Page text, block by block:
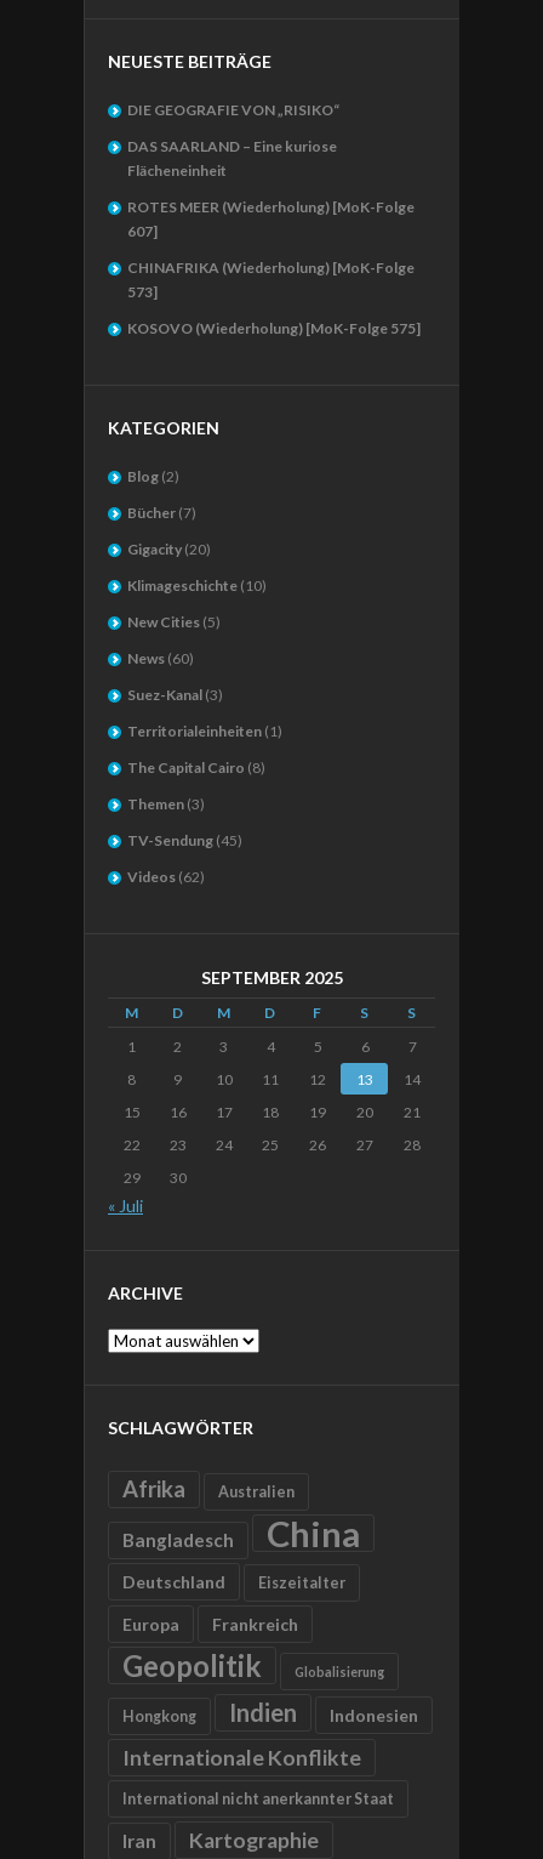
NEUESTE BEITRÄGE
DIE GEOGRAFIE VON „RISIKO“
DAS SAARLAND – Eine kuriose
Flächeneinheit
ROTES MEER (Wiederholung) [MoK-Folge
607]
CHINAFRIKA (Wiederholung) [MoK-Folge
573]
KOSOVO (Wiederholung) [MoK-Folge 575]
KATEGORIEN
Blog (2)
Bücher (7)
Gigacity (20)
Klimageschichte (10)
New Cities (5)
News (60)
Suez-Kanal (3)
Territorialeinheiten (1)
The Capital Cairo (8)
Themen (3)
TV-Sendung (45)
Videos (62)
SEPTEMBER 2025
M D M D F S
S
1
2 3 4 5 6
7
8
9 10 11 12 13
14
15
16 17 18 19 20
21
22
23 24 25 26 27
28
29
30
« Juli
ARCHIVE
Archive
SCHLAGWÖRTER
Afrika Australien
Bangladesch China
Deutschland Eiszeitalter
Europa Frankreich
Geopolitik Globalisierung
Hongkong Indien Indonesien
Internationale Konflikte
International nicht anerkannter Staat
Iran Kartographie